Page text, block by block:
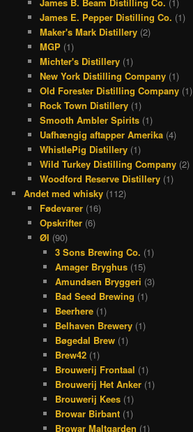
James E. Pepper Distilling Co. (1)
Maker's Mark Distillery(2)
MGP(1)
Michter's Distillery(1)
New York Distilling Company(1)
Old Forester Distilling Company(1)
Rock Town Distillery(1)
Smooth Ambler Spirits(1)
Uafhængig aftapper Amerika(4)
WhistlePig Distillery(1)
Wild Turkey Distilling Company(2)
Woodford Reserve Distillery(1)
Andet med whisky (112)
Fødevarer(16)
Opskrifter(6)
Øl (90)
3 Sons Brewing Co. (1)
Amager Bryghus (15)
Amundsen Bryggeri (3)
Bad Seed Brewing (1)
Beerhere (1)
Belhaven Brewery (1)
Bøgedal Brew (1)
Brew42 (1)
Brouwerij Frontaal (1)
Brouwerij Het Anker (1)
Brouwerij Kees (1)
Browar Birbant (1)
Browar Maltgarden (1)